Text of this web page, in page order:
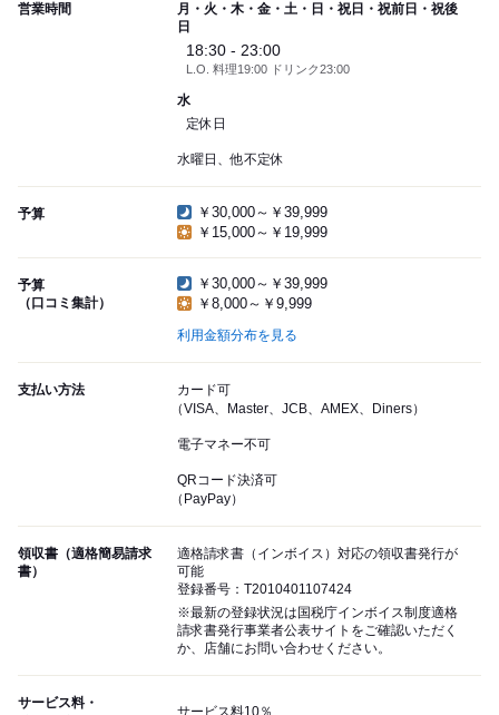
営業時間
月・火・木・金・土・日・祝日・祝前日・祝後
日
18:30 - 23:00
L.O. 料理19:00 ドリンク23:00
水
定休日
水曜日、他不定休
予算
￥30,000～￥39,999
￥15,000～￥19,999
予算
（口コミ集計）
￥30,000～￥39,999
￥8,000～￥9,999
利用金額分布を見る
支払い方法
カード可
（VISA、Master、JCB、AMEX、Diners）
電子マネー不可
QRコード決済可
（PayPay）
領収書（適格簡易請求
書）
適格請求書（インボイス）対応の領収書発行が
可能
登録番号：T2010401107424
※最新の登録状況は国税庁インボイス制度適格
請求書発行事業者公表サイトをご確認いただく
か、店舗にお問い合わせください。
サービス料・
サービス料10％